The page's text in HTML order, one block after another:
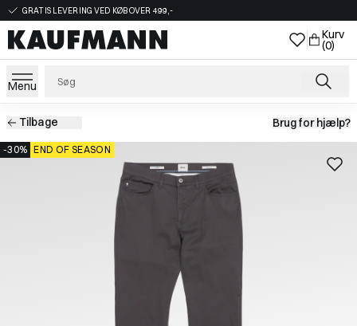
GRATIS LEVERING VED KØB OVER 499,-
Kurv
(0)
Menu
Tilbage Brug for hjælp?
-30% END OF SEASON